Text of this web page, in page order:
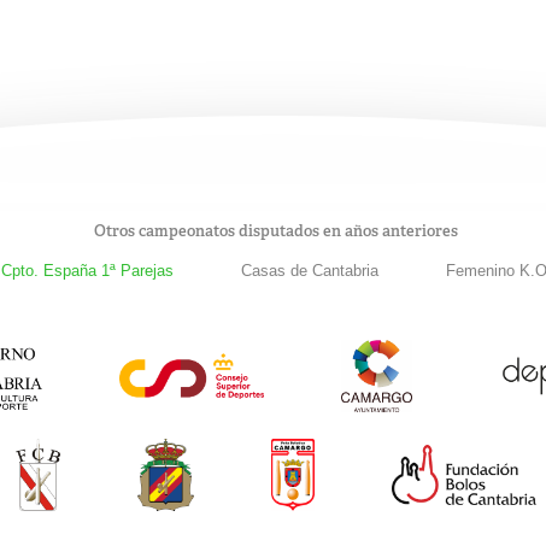
Otros campeonatos disputados en años anteriores
Cpto. España 1ª Parejas Casas de Cantabria Femenino